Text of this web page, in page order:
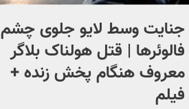
جنایت وسط لایو جلوی چشم
فالوئرها | قتل هولناک بلاگر
معروف هنگام پخش زنده +
فیلم